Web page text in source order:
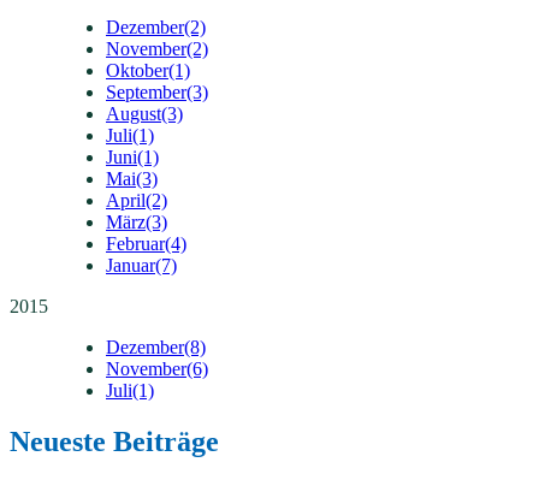
Dezember(2)
November(2)
Oktober(1)
September(3)
August(3)
Juli(1)
Juni(1)
Mai(3)
April(2)
März(3)
Februar(4)
Januar(7)
2015
Dezember(8)
November(6)
Juli(1)
Neueste Beiträge